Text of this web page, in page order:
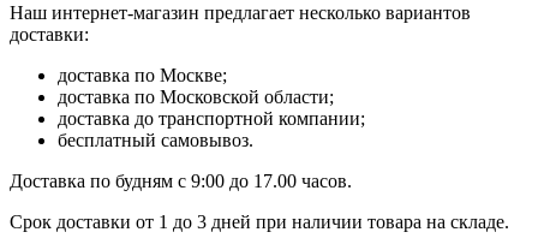
Наш интернет-магазин предлагает несколько вариантов
доставки:
доставка по Москве;
доставка по Московской области;
доставка до транспортной компании;
бесплатный самовывоз.
Доставка по будням с 9:00 до 17.00 часов.
Срок доставки от 1 до 3 дней при наличии товара на складе.